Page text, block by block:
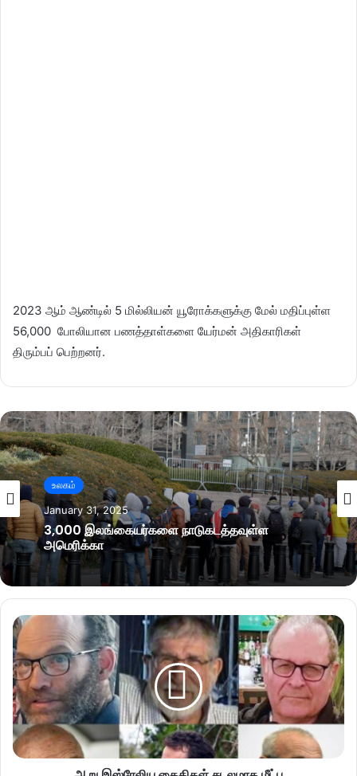
2023 ஆம் ஆண்டில் 5 மில்லியன் யூரோக்களுக்கு மேல் மதிப்புள்ள
56,000 போலியான பணத்தாள்களை யேர்மன் அதிகாரிகள்
திரும்பப் பெற்றனர்.
உலகம்
January 31, 2025
3,000 இலங்கையர்களை நாடுகடத்தவுள்ள
அமெரிக்கா